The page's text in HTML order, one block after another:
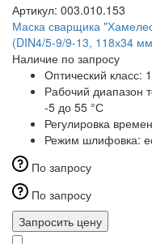
Артикул: 003.010.153
Маска сварщика
(DIN4/5-9/9-13, 118х34
Наличие по запросу
Оптический класс:
Рабочий диапазон
-5 до 55 °С
Регулировка
Режим шлифовка:
По запросу
По запросу
Запросить цену